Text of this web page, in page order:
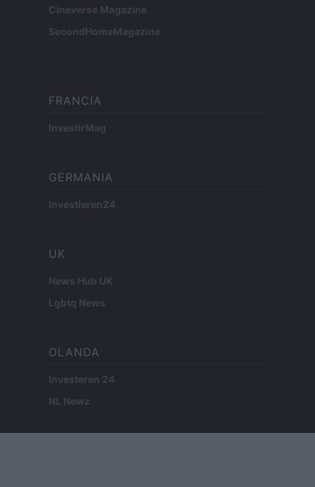
Cineverse Magazine
SecondHomeMagazine
FRANCIA
InvestirMag
GERMANIA
Investieren24
UK
News Hub UK
Lgbtq News
OLANDA
Investeren 24
NL Newz